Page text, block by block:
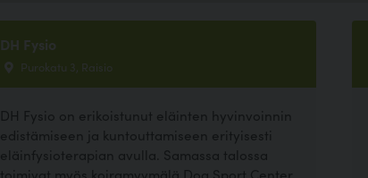
DH Fysio
Purokatu 3, Raisio
DH Fysio on erikoistunut eläinten hyvinvoinnin
edistämiseen ja kuntouttamiseen erityisesti
eläinfysioterapian avulla. Samassa talossa
toimivat myös koiramyymälä Dog Sport Center,